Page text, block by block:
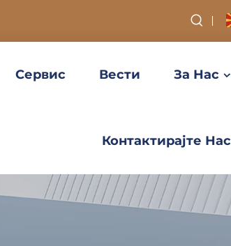
Сервис Вести За Нас
Контактирајте Нас